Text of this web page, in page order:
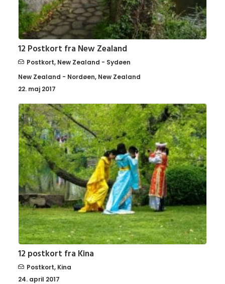
12 Postkort fra New Zealand
Postkort, New Zealand - Sydøen
New Zealand - Nordøen, New Zealand
22. maj 2017
12 postkort fra Kina
Postkort, Kina
24. april 2017